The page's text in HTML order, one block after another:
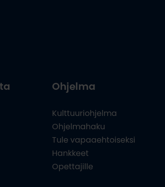
Ohjelma
Kulttuuriohjelma
Ohjelmahaku
Tule vapaaehtoiseksi
Hankkeet
Opettajille